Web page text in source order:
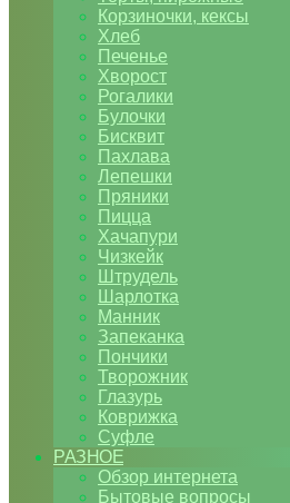
Корзиночки, кексы
Хлеб
Печенье
Хворост
Рогалики
Булочки
Бисквит
Пахлава
Лепешки
Пряники
Пицца
Хачапури
Чизкейк
Штрудель
Шарлотка
Манник
Запеканка
Пончики
Творожник
Глазурь
Коврижка
Суфле
РАЗНОЕ
Обзор интернета
Бытовые вопросы